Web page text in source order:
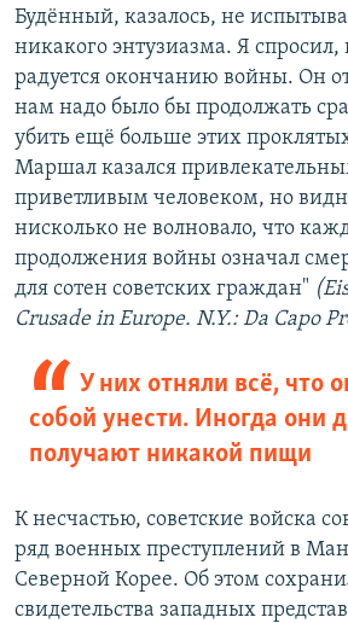
Будённый, казалось, не
никакого энтузиазма. Я спросил,
радуется окончанию войны. Он
нам надо было бы продолжать
убить ещё больше этих
Маршал казался
приветливым человеком, но
нисколько не волновало, что
продолжения войны означал
для сотен советских граждан" (
Crusade in Europe. N.Y.: Da Capo
У них отняли всё, что
собой унести. Иногда они
получают никакой пищи
К несчастью, советские войска
ряд военных преступлений в
Северной Корее. Об этом
свидетельства западных